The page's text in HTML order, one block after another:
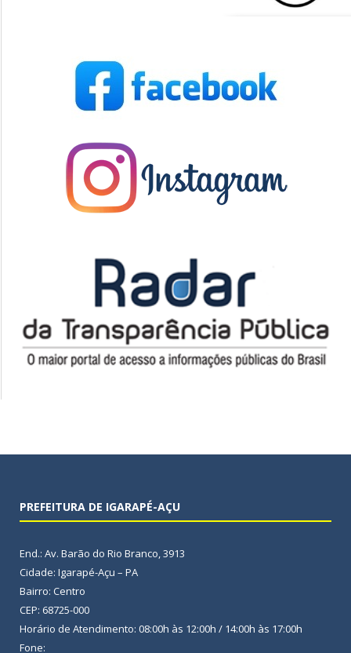
PREFEITURA DE IGARAPÉ-AÇU
End.: Av. Barão do Rio Branco, 3913
Cidade: Igarapé-Açu – PA
Bairro: Centro
CEP: 68725-000
Horário de Atendimento: 08:00h às 12:00h / 14:00h às 17:00h
Fone: